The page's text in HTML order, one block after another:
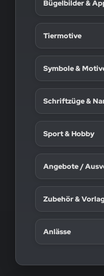
Bügelbilder &
Tiermotive
Symbole &
Schriftzüge &
Sport & Hobby
Angebote /
Zubehör &
Anlässe